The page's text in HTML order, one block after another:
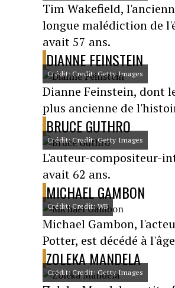
Tim Wakefield,
longue malédiction de
avait 57 ans.
DIANNE FEINSTEIN
Crédit: Credit: Getty Images
Dianne Feinstein, dont
plus ancienne de
BRUCE GUTHRO
Crédit: Credit: Getty Images
L'auteur-compositeur-
avait 62 ans.
MICHAEL GAMBON
Crédit: Credit: WB
Michael Gambon,
Potter, est décédé à
ZOLEKA MANDELA
Crédit: Credit: Getty Images